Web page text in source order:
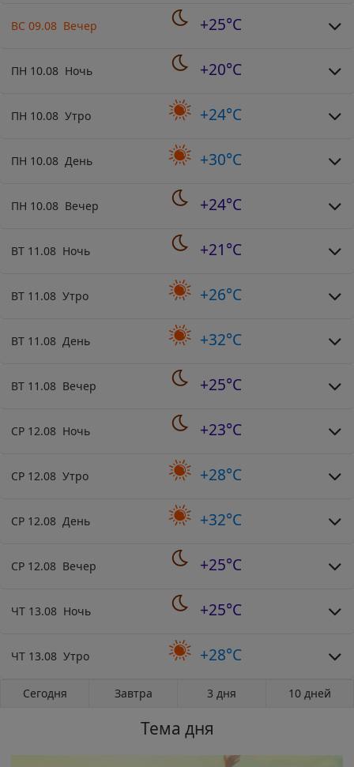
ВС 09.08 Вечер +25°C
ПН 10.08 Ночь +20°C
ПН 10.08 Утро +24°C
ПН 10.08 День +30°C
ПН 10.08 Вечер +24°C
ВТ 11.08 Ночь +21°C
ВТ 11.08 Утро +26°C
ВТ 11.08 День +32°C
ВТ 11.08 Вечер +25°C
СР 12.08 Ночь +23°C
СР 12.08 Утро +28°C
СР 12.08 День +32°C
СР 12.08 Вечер +25°C
ЧТ 13.08 Ночь +25°C
ЧТ 13.08 Утро +28°C
Сегодня Завтра 3 дня 10 дней
Тема дня